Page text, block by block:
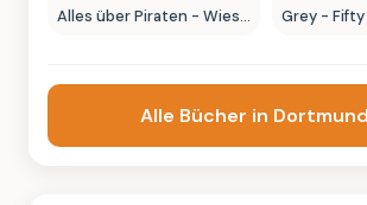
Alles über Piraten - Wieso
Grey -
Alle Bücher in